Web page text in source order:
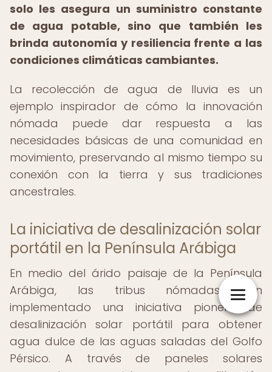
solo les asegura un suministro constante
de agua potable, sino que también les
brinda autonomía y resiliencia frente a las
condiciones climáticas cambiantes.
La recolección de agua de lluvia es un
ejemplo inspirador de cómo la innovación
nómada puede dar respuesta a las
necesidades básicas de una comunidad en
movimiento, preservando al mismo tiempo su
conexión con la tierra y sus tradiciones
ancestrales.
La iniciativa de desalinización solar
portátil en la Península Arábiga
En medio del árido paisaje de la Península
Arábiga, las tribus nómadas han
implementado una iniciativa pionera de
desalinización solar portátil para obtener
agua dulce de las aguas saladas del Golfo
Pérsico. A través de paneles solares